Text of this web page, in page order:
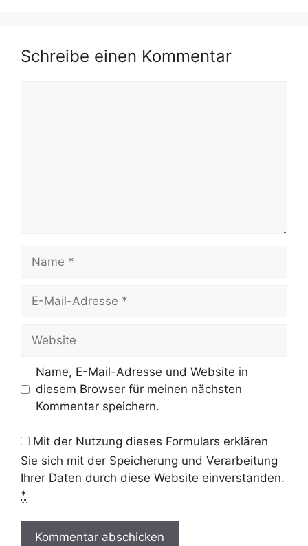
Schreibe einen Kommentar
Name
Website
Name, E-Mail-Adresse und Website in
diesem Browser für meinen nächsten
Kommentar speichern.
Mit der Nutzung dieses Formulars erklären
Sie sich mit der Speicherung und Verarbeitung
Ihrer Daten durch diese Website einverstanden.
*